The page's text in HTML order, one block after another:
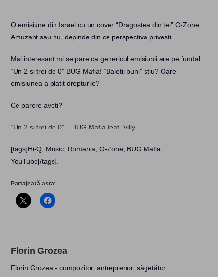
O emisiune din Israel cu un cover “Dragostea din tei” O-Zone.
Amuzant sau nu, depinde din ce perspectiva privesti…
Mai interesant mi se pare ca genericul emisiunii are pe fundal
“Un 2 si trei de 0” BUG Mafia! “Baietii buni” stiu? Oare
emisiunea a platit drepturile?
Ce parere aveti?
“Un 2 si trei de 0” – BUG Mafia feat. Villy
[tags]Hi-Q, Music, Romania, O-Zone, BUG Mafia,
YouTube[/tags]
Partajează asta:
Florin Grozea
Florin Grozea - compozitor, antreprenor, săgetător.